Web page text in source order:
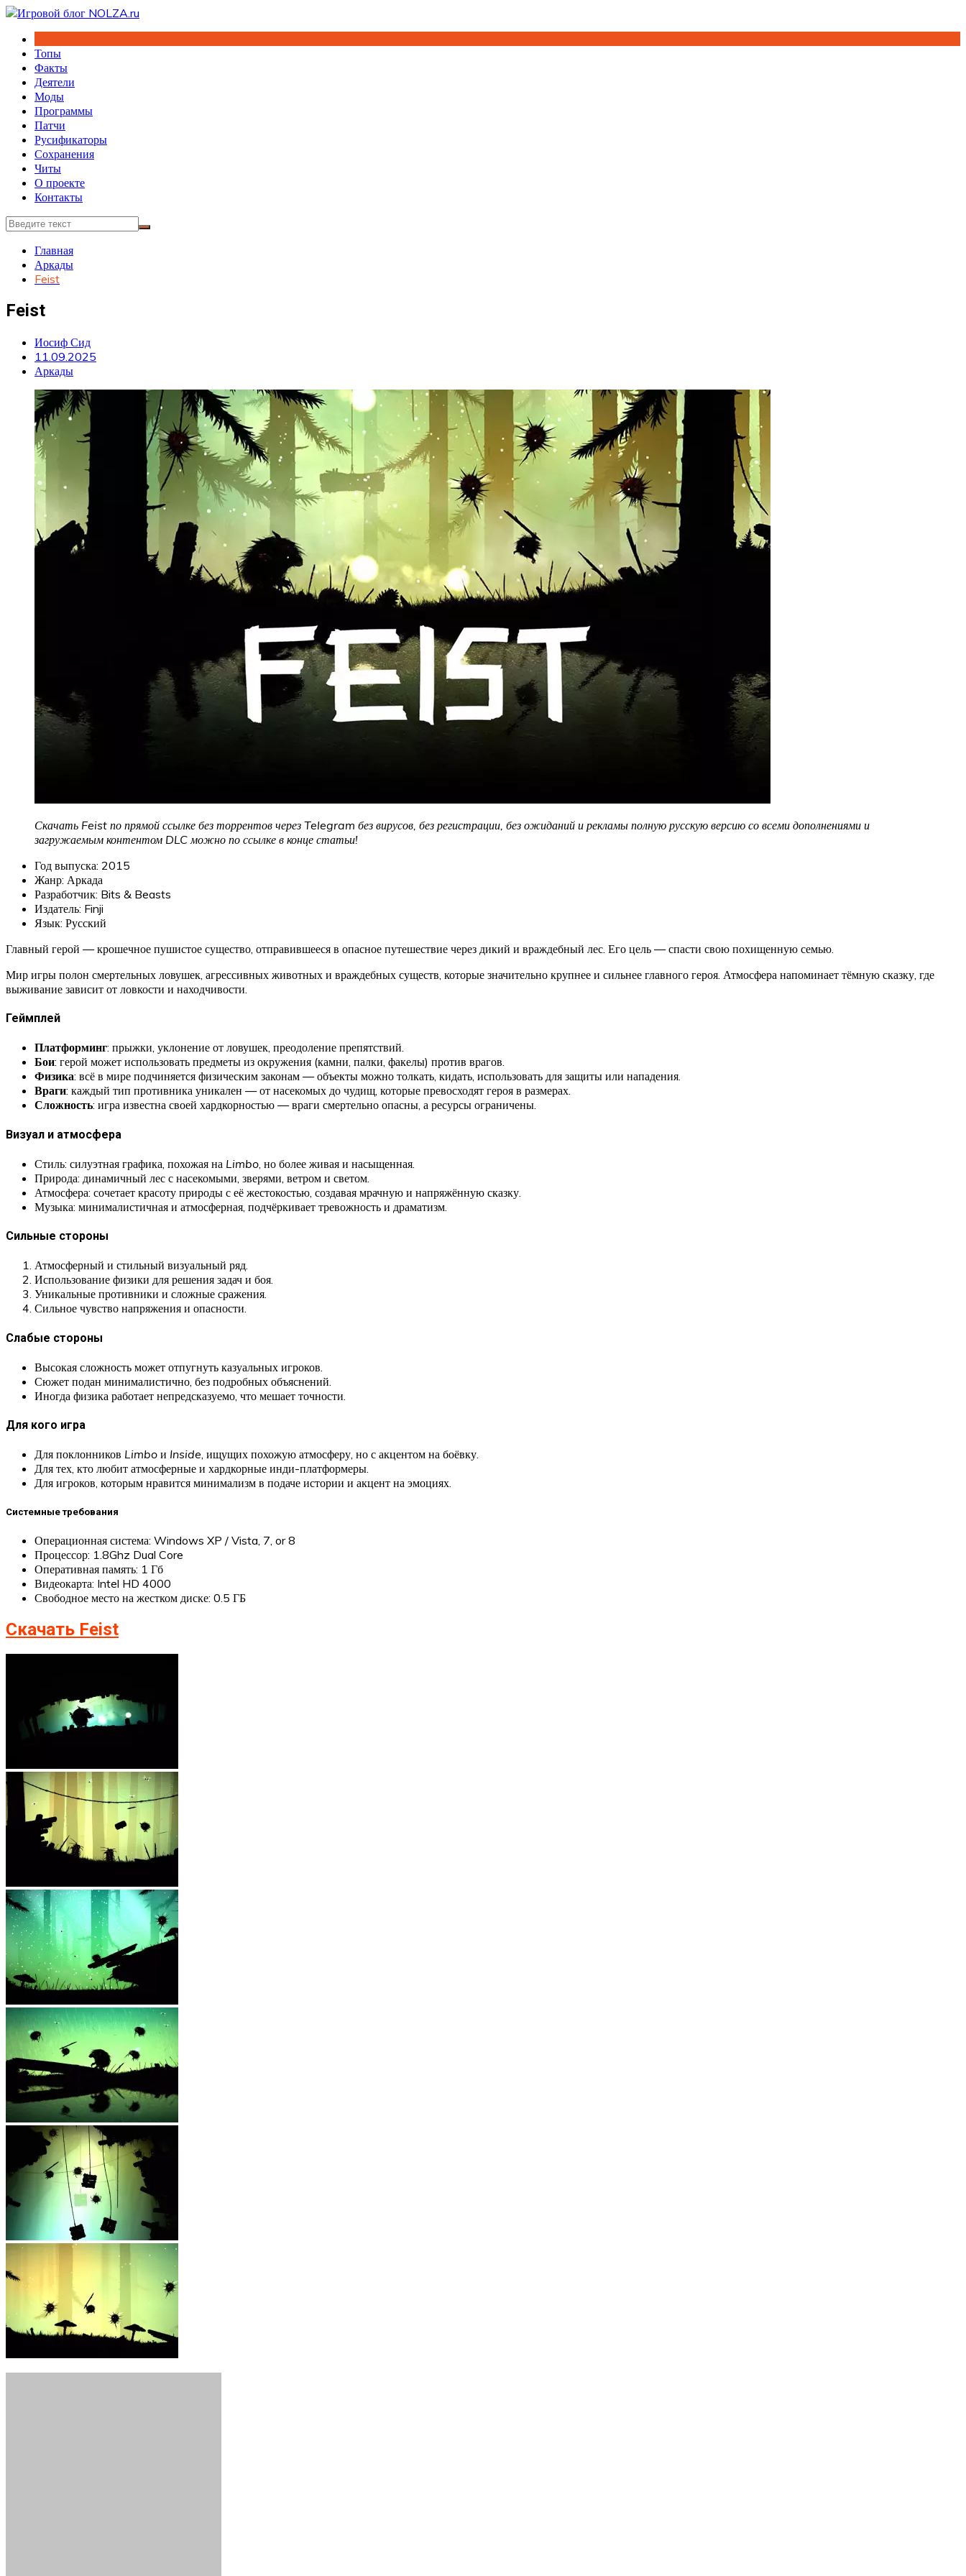
Перейти
содержимому
Топы
Факты
Деятели
Моды
Программы
Патчи
Русификаторы
Сохранения
Читы
О проекте
Контакты
Главная
Аркады
Feist
Feist
Иосиф Сид
11.09.2025
Аркады
Скачать Feist по прямой ссылке без торрентов через Telegram без вирусов, без регистрации, без ожиданий и рекламы полную русскую версию со всеми дополнениями и
загружаемым контентом DLC можно по ссылке в конце статьи!
Год выпуска: 2015
Жанр: Аркада
Разработчик: Bits & Beasts
Издатель: Finji
Язык: Русский
Главный герой — крошечное пушистое существо, отправившееся в опасное путешествие через дикий и враждебный лес. Его цель — спасти свою похищенную семью.
Мир игры полон смертельных ловушек, агрессивных животных и враждебных существ, которые значительно крупнее и сильнее главного героя. Атмосфера напоминает тёмную сказку, где
выживание зависит от ловкости и находчивости.
Геймплей
Платформинг: прыжки, уклонение от ловушек, преодоление препятствий.
Бои: герой может использовать предметы из окружения (камни, палки, факелы) против врагов.
Физика: всё в мире подчиняется физическим законам — объекты можно толкать, кидать, использовать для защиты или нападения.
Враги: каждый тип противника уникален — от насекомых до чудищ, которые превосходят героя в размерах.
Сложность: игра известна своей хардкорностью — враги смертельно опасны, а ресурсы ограничены.
Визуал и атмосфера
Стиль: силуэтная графика, похожая на Limbo , но более живая и насыщенная.
Природа: динамичный лес с насекомыми, зверями, ветром и светом.
Атмосфера: сочетает красоту природы с её жестокостью, создавая мрачную и напряжённую сказку.
Музыка: минималистичная и атмосферная, подчёркивает тревожность и драматизм.
Сильные стороны
Атмосферный и стильный визуальный ряд.
Использование физики для решения задач и боя.
Уникальные противники и сложные сражения.
Сильное чувство напряжения и опасности.
Слабые стороны
Высокая сложность может отпугнуть казуальных игроков.
Сюжет подан минималистично, без подробных объяснений.
Иногда физика работает непредсказуемо, что мешает точности.
Для кого игра
Для поклонников Limbo и Inside, ищущих похожую атмосферу, но с акцентом на боёвку.
Для тех, кто любит атмосферные и хардкорные инди-платформеры.
Для игроков, которым нравится минимализм в подаче истории и акцент на эмоциях.
Системные требования
Операционная система: Windows XP / Vista, 7, or 8
Процессор: 1.8Ghz Dual Core
Оперативная память: 1 Гб
Видеокарта: Intel HD 4000
Свободное место на жестком диске: 0.5 ГБ
Скачать Feist